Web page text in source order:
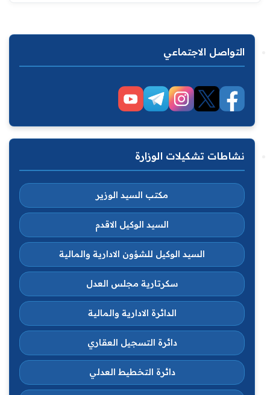
التواصل الاجتماعي
نشاطات تشكيلات الوزارة
مكتب السيد الوزير
السيد الوكيل الاقدم
السيد الوكيل للشؤون الادارية والمالية
سكرتارية مجلس العدل
الدائرة الادارية والمالية
دائرة التسجيل العقاري
دائرة التخطيط العدلي